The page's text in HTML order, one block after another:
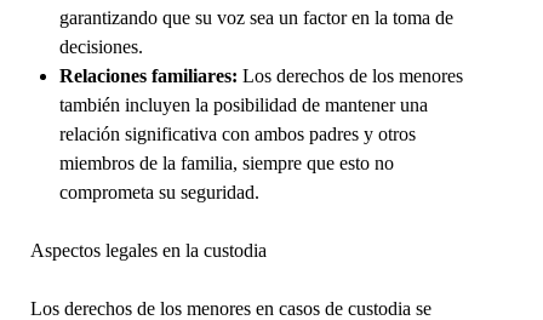
garantizando que su voz sea un factor en la toma de
decisiones.
Relaciones familiares: Los derechos de los menores
también incluyen la posibilidad de mantener una
relación significativa con ambos padres y otros
miembros de la familia, siempre que esto no
comprometa su seguridad.
Aspectos legales en la custodia
Los derechos de los menores en casos de custodia se